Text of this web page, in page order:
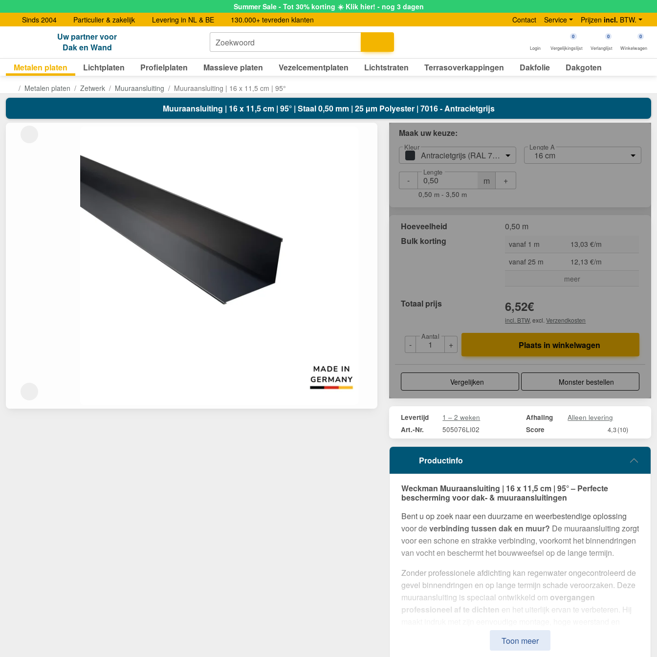
Summer Sale - Tot 30% korting ☀️ Klik hier! - nog 3 dagen
Sinds 2004
Particulier & zakelijk Levering in NL & BE 130.000+ tevreden klanten Contact Service Prijzen incl. BTW.
Uw partner voor
Dak en Wand
Zoekwoord
Login
0
Vergelijkingslijst
0
Verlanglijst
0
Winkelwagen
Metalen platen Lichtplaten Profielplaten Massieve platen Vezelcementplaten Lichtstraten Terrasoverkappingen Dakfolie Dakgoten
Metalen platen Zetwerk Muuraansluiting Muuraansluiting | 16 x 11,5 cm | 95°
Muuraansluiting | 16 x 11,5 cm | 95° | Staal 0,50 mm | 25 µm Polyester | 7016 - Antracietgrijs
Maak uw keuze:
Kleur
Antracietgrijs (RAL 7016)
Lengte A
16 cm
- m
Lengte
+
0,50 m - 3,50 m
Hoeveelheid
0,50 m
Bulk korting
vanaf 1 m
13,03 €/m
vanaf 25 m
12,13 €/m
meer
Totaal prijs 6,52€
incl. BTW, excl.Verzendkosten
-
Aantal
+ Plaats in winkelwagen
Vergelijken Monster bestellen
Levertijd 1 – 2 weken Afhaling Alleen levering
Art.-Nr. 505076LI02 Score 4,3(10)
Productinfo
Weckman Muuraansluiting | 16 x 11,5 cm | 95° – Perfecte
bescherming voor dak- & muuraansluitingen
Bent u op zoek naar een duurzame en weerbestendige oplossing
voor deverbinding tussen dak en muur? De muuraansluiting zorgt
voor een schone en strakke verbinding, voorkomt het binnendringen
van vocht en beschermt het bouwweefsel op de lange termijn.
Zonder professionele afdichting kan regenwater ongecontroleerd de
gevel binnendringen en op lange termijn schade veroorzaken. Deze
muuraansluiting is speciaal ontwikkeld om overgangen
professioneel af te dichten en het uiterlijk ervan te verbeteren. Hij
met eenmateriaaldikte van 0,50 mm
Toon meer